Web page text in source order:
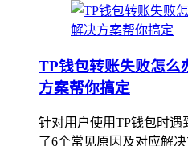
TP钱包转账失败怎么
方案帮你搞定
针对用户使用TP钱包时
了6个常见原因及对应解